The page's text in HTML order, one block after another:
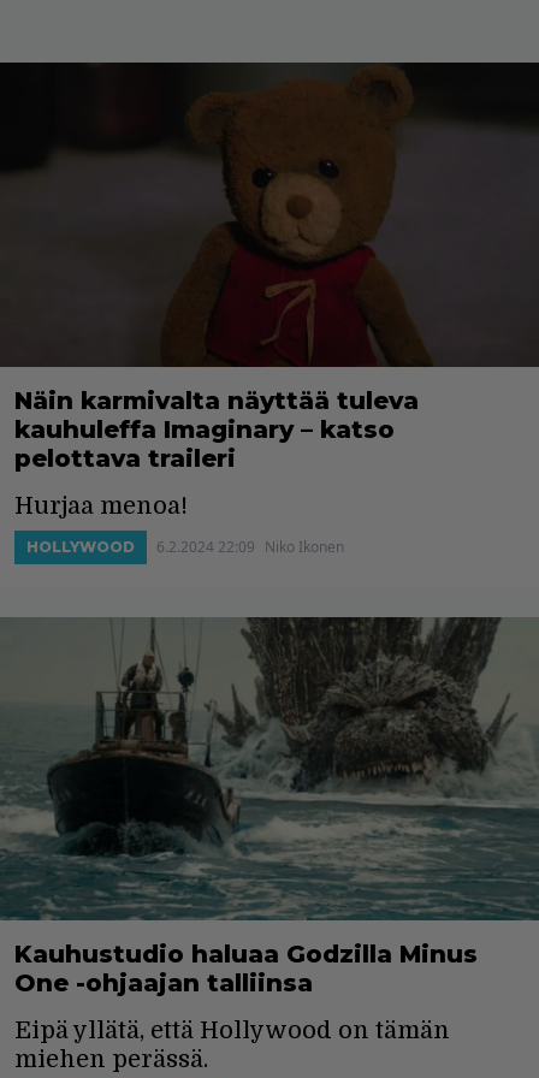
Näin karmivalta näyttää tuleva
kauhuleffa Imaginary – katso
pelottava traileri
Hurjaa menoa!
HOLLYWOOD 6.2.2024 22:09 Niko Ikonen
Kauhustudio haluaa Godzilla Minus
One -ohjaajan talliinsa
Eipä yllätä, että Hollywood on tämän
miehen perässä.